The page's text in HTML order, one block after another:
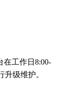
在工作日8:00-
升级维护。